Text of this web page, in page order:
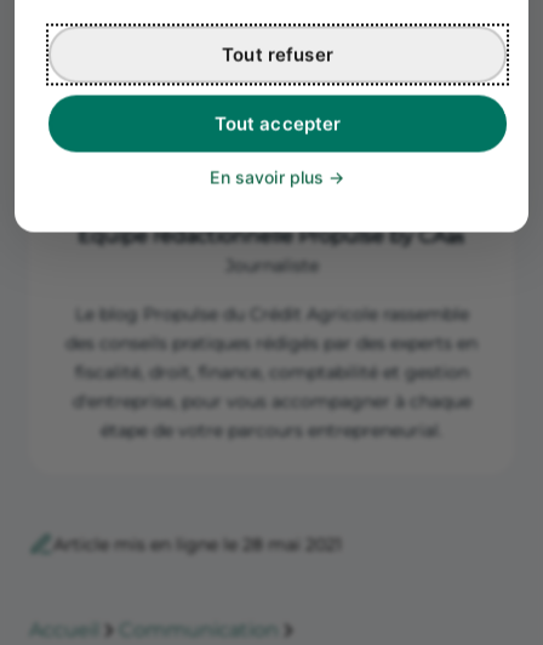
Tout accepter
Tout refuser
En savoir plus
Équipe rédactionnelle Propulse by CA
Journaliste
Le blog Propulse du Crédit Agricole rassemble
des conseils pratiques rédigés par des experts en
fiscalité, droit, finance, comptabilité et gestion
d'entreprise, pour vous accompagner à chaque
étape de votre parcours entrepreneurial.
Article mis en ligne le 28 mai 2021
Accueil
Communication